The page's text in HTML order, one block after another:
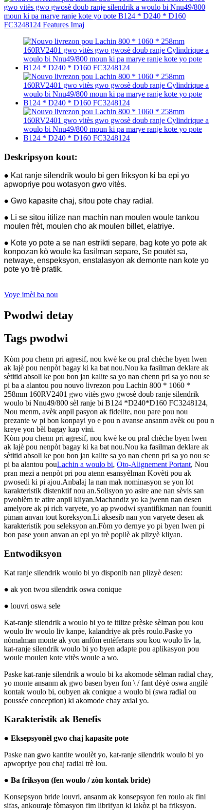
Deskripsyon kout:
● Kat ranje silendrik woulo bi gen friksyon ki ba epi yo
apwopriye pou wotasyon gwo vitès.
● Gwo kapasite chaj, sitou pote chay radial.
● Li se sitou itilize nan machin nan moulen woule tankou
moulen frèt, moulen cho ak moulen billet, elatriye.
● Kote yo pote a se nan estrikti separe, bag kote yo pote ak
konpozan kò woule ka fasilman separe, Se poutèt sa,
netwaye, enspeksyon, enstalasyon ak demonte nan kote yo
pote yo trè pratik.
Voye imèl ba nou
Pwodwi detay
Tags pwodwi
Kòm pou chenn pri agresif, nou kwè ke ou pral chèche byen lwen
ak lajè pou nenpòt bagay ki ka bat nou.Nou ka fasilman deklare ak
sètitid absoli ke pou bon jan kalite sa yo nan chenn pri sa yo nou se
pi ba a alantou pou nouvo livrezon pou Lachin 800 * 1060 *
258mm 160RV2401 gwo vitès gwo gwosè doub ranje silendrik
woulo bi Nnu49/800 sèl ranje bi B124 *D240*D160 FC3248124,
Nou menm, avèk anpil pasyon ak fidelite, nou pare pou nou
prezante w pi bon konpayi yo e pou n avanse ansanm avèk ou pou n
kreye yon bèl bagay kap vini.
Kòm pou chenn pri agresif, nou kwè ke ou pral chèche byen lwen
ak lajè pou nenpòt bagay ki ka bat nou.Nou ka fasilman deklare ak
sètitid absoli ke pou bon jan kalite sa yo nan chenn pri sa yo nou se
pi ba alantou pouLachin a woulo bi, Oto-Alignement Portant, Nou
pran mezi a nenpòt pri pou atenn esansyèlman Kovèti pou ak
pwosedi ki pi ajou.Anbalaj la nan mak nominasyon se yon lòt
karakteristik distenktif nou an.Solisyon yo asire ane nan sèvis san
pwoblèm te atire anpil kliyan.Machandiz yo ka jwenn nan desen
amelyore ak pi rich varyete, yo ap pwodwi syantifikman nan founiti
piman anvan tout koreksyon.Li aksesib nan yon varyete desen ak
karakteristik pou seleksyon an.Fòm yo dernye yo pi byen lwen pi
bon pase youn anvan an epi yo trè popilè ak plizyè kliyan.
Entwodiksyon
Kat ranje silendrik woulo bi yo disponib nan plizyè desen:
● ak yon twou silendrik oswa conique
● louvri oswa sele
Kat-ranje silendrik a woulo bi yo te itilize prèske sèlman pou kou
woulo liv woulo liv kanpe, kalandriye ak près roulo.Paske yo
nòmalman monte ak yon anfòm entèferans sou kou woulo liv la,
kat-ranje silendrik woulo bi yo byen adapte pou aplikasyon pou
woule moulen kote vitès woule a wo.
Paske kat-ranje silendrik a woulo bi ka akomode sèlman radial chay,
yo monte ansanm ak gwo basen byen fon \ / fant dèyè oswa angilè
kontak woulo bi, oubyen ak conique a woulo bi (swa radial ou
poussée conception) ki akomode chay axial yo.
Karakteristik ak Benefis
● Eksepsyonèl gwo chaj kapasite pote
Paske nan gwo kantite woulèt yo, kat-ranje silendrik woulo bi yo
apwopriye pou chaj radial trè lou.
● Ba friksyon (fen woulo / zòn kontak bride)
Konsepsyon bride louvri, ansanm ak konsepsyon fen roulo ak fini
sifas, ankouraje fòmasyon fim librifyan ki lakòz pi ba friksyon.